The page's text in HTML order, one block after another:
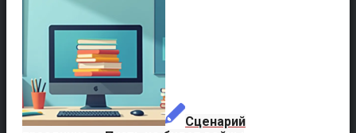
Сценарий